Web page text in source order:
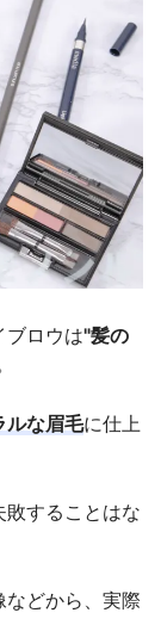
ブロウは"髪の
ルな眉毛に仕上
敗することはな
どから、実際